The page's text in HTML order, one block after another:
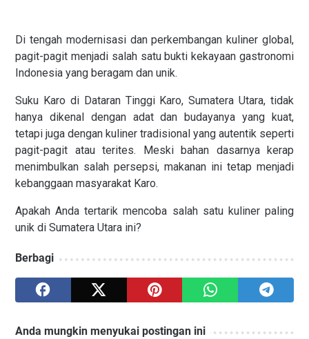
Di tengah modernisasi dan perkembangan kuliner global,
pagit-pagit menjadi salah satu bukti kekayaan gastronomi
Indonesia yang beragam dan unik.
Suku Karo di Dataran Tinggi Karo, Sumatera Utara, tidak
hanya dikenal dengan adat dan budayanya yang kuat,
tetapi juga dengan kuliner tradisional yang autentik seperti
pagit-pagit atau terites. Meski bahan dasarnya kerap
menimbulkan salah persepsi, makanan ini tetap menjadi
kebanggaan masyarakat Karo.
Apakah Anda tertarik mencoba salah satu kuliner paling
unik di Sumatera Utara ini?
Berbagi
Anda mungkin menyukai postingan ini